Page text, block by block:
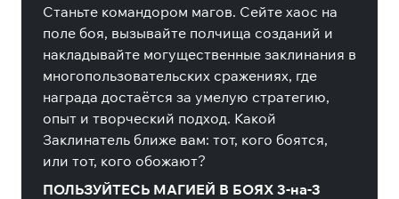
Станьте командором магов. Сейте хаос на
поле боя, вызывайте полчища созданий и
накладывайте могущественные заклинания в
многопользовательских сражениях, где
награда достаётся за умелую стратегию,
опыт и творческий подход. Какой
Заклинатель ближе вам: тот, кого боятся,
или тот, кого обожают?
ПОЛЬЗУЙТЕСЬ МАГИЕЙ В БОЯХ 3-на-3